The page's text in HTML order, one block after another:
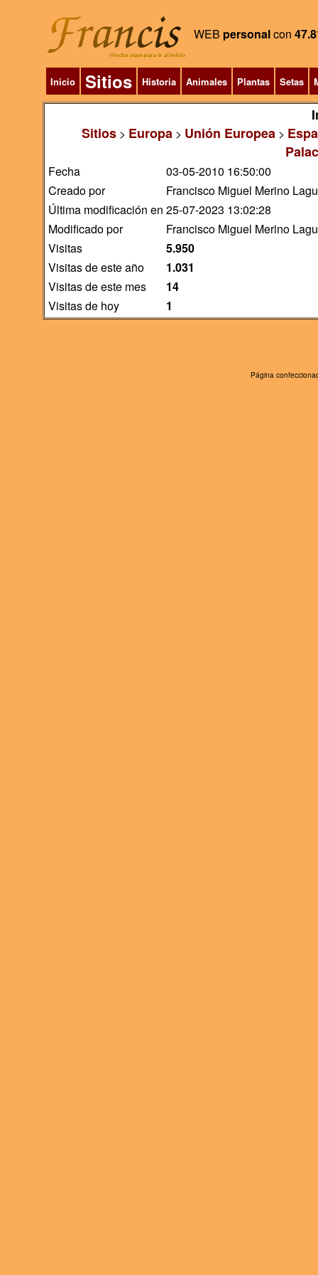
WEB personalcon
Inicio Sitios Historia Animales Plantas Setas
Sitios> Europa> Unión Europea>
Fecha
03-05-2010 16:50:00
Creado por
Francisco Miguel Merino
Última modificación en 25-07-2023 13:02:28
Modificado por
Francisco Miguel Merino
Visitas
5.950
Visitas de este año
1.031
Visitas de este mes
14
Visitas de hoy
1
Página